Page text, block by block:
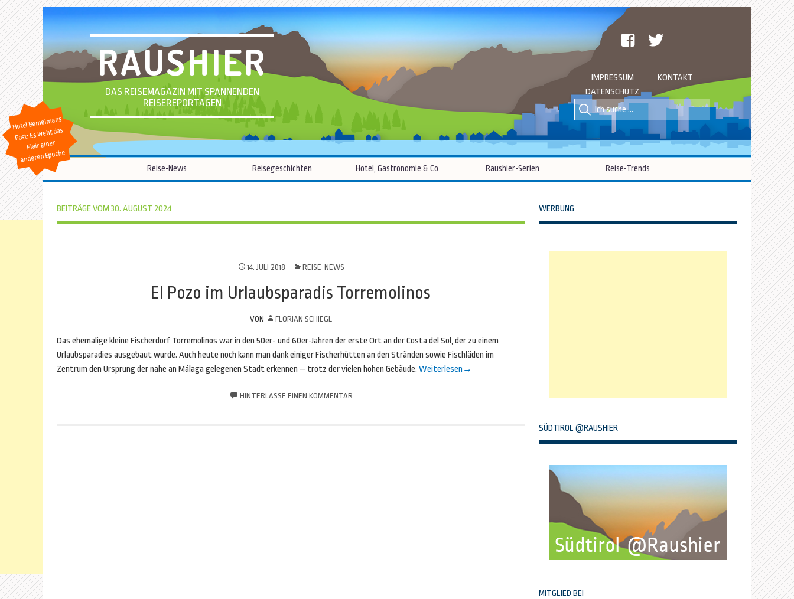
RAUSHIER
DAS REISEMAGAZIN MIT SPANNENDEN
REISEREPORTAGEN
facebook
IMPRESSUM
KONTAKT
DATENSCHUTZ
Suche
nach::
Suche
nach:
Hotel Bemelmans
Post: Es weht das
Flair einer
anderen Epoche
Reise-News Reisegeschichten Hotel, Gastronomie & Co Raushier-Serien Reise-Trends
BEITRÄGE VOM 30. AUGUST 2024
14. JULI 2018 REISE-NEWS
El Pozo im Urlaubsparadis Torremolinos
VON FLORIAN SCHIEGL
Das ehemalige kleine Fischerdorf Torremolinos war in den 50er- und 60er-Jahren der erste Ort an der Costa del Sol, der zu einem
Urlaubsparadies ausgebaut wurde. Auch heute noch kann man dank einiger Fischerhütten an den Stränden sowie Fischläden im
Zentrum den Ursprung der nahe an Málaga gelegenen Stadt erkennen – trotz der vielen hohen Gebäude. Weiterlesen →
HINTERLASSE EINEN KOMMENTAR
WERBUNG
SÜDTIROL @RAUSHIER
MITGLIED BEI